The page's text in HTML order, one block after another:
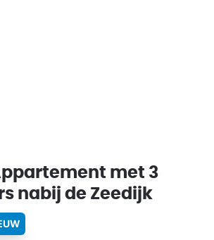
met 3
nabij de Zeedijk